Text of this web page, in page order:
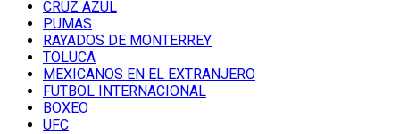
CRUZ AZUL
PUMAS
RAYADOS DE MONTERREY
TOLUCA
MEXICANOS EN EL EXTRANJERO
FUTBOL INTERNACIONAL
BOXEO
UFC